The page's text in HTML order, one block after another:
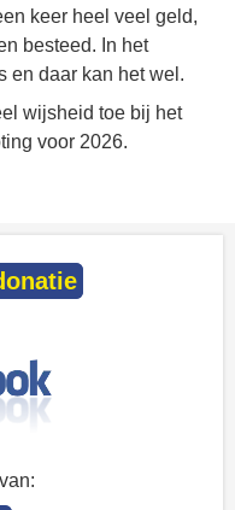
keer heel veel geld,
besteed. In het
en daar kan het wel.
wijsheid toe bij het
voor 2026.